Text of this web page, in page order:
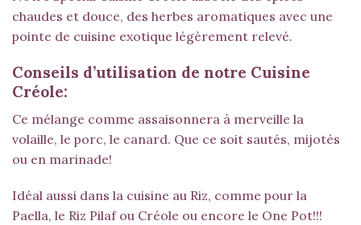
chaudes et douce, des herbes aromatiques avec une
pointe de cuisine exotique légèrement relevé.
Conseils d’utilisation de notre Cuisine
Créole:
Ce mélange comme assaisonnera à merveille la
volaille, le porc, le canard. Que ce soit sautés, mijotés
ou en marinade!
Idéal aussi dans la cuisine au Riz, comme pour la
Paella, le Riz Pilaf ou Créole ou encore le One Pot!!!